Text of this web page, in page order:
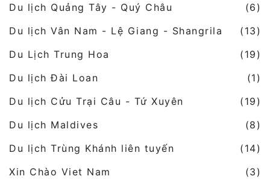
Du lịch Quảng Tây - Quý Châu
(6)
Du lịch Vân Nam - Lệ Giang - Shangrila
(13)
Du Lịch Trung Hoa
(19)
Du lịch Đài Loan
(1)
Du lịch Cửu Trại Câu - Tứ Xuyên
(19)
Du lịch Maldives
(8)
Du lịch Trùng Khánh liên tuyến
(14)
Xin Chào Viet Nam
(3)